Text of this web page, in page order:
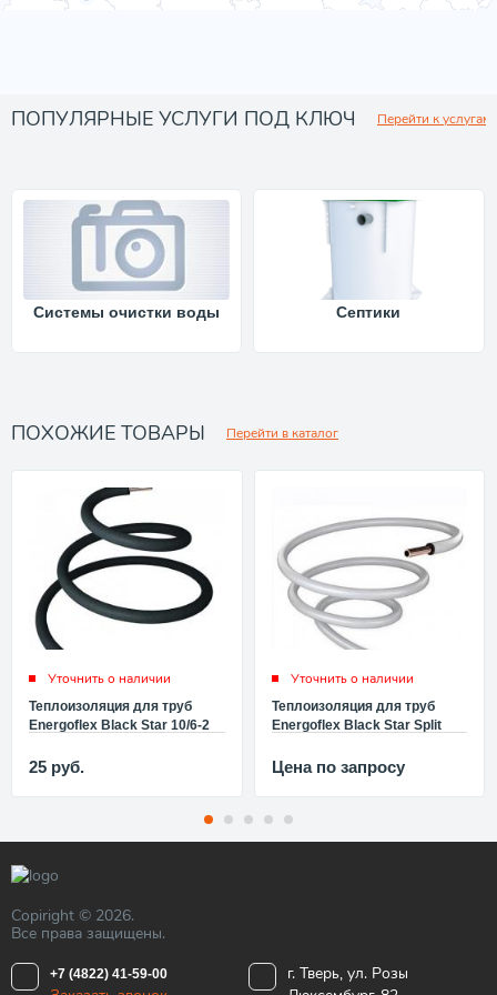
ПОПУЛЯРНЫЕ УСЛУГИ ПОД КЛЮЧ Перейти к услугам
Системы очистки воды Септики
ПОХОЖИЕ ТОВАРЫ Перейти в каталог
Уточнить о наличии
Теплоизоляция для труб
Energoflex Black Star 10/6-2
м, цвет черный)
25 руб.
Уточнить о наличии
Теплоизоляция для труб
Energoflex Black Star Split
длина 2 м, цвет белый)
Цена по запросу
Copiright © 2026.
Все права защищены.
+7 (4822) 41-59-00
г. Тверь, ул. Розы